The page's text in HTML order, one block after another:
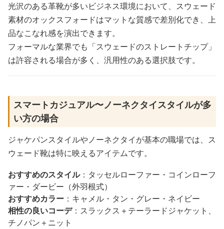
光沢のある革靴が多いビジネス環境において、スウェード
素材のオックスフォードはマットな質感で差別化でき、上
品なこなれ感を演出できます。
フォーマルな業界でも「スウェードのストレートチップ」
は許容される場合が多く、汎用性のある選択肢です。
スマートカジュアル〜ノーネクタイスタイルが多
い方の場合
ジャケパンスタイルやノーネクタイが基本の職場では、ス
ウェード靴は特に映えるアイテムです。
おすすめのスタイル：タッセルローファー・コインローフ
ァー・ダービー（外羽根式）
おすすめカラー ：キャメル・タン・グレー・ネイビー
相性の良いコーデ：スラックス＋テーラードジャケット、
チノパン＋ニット